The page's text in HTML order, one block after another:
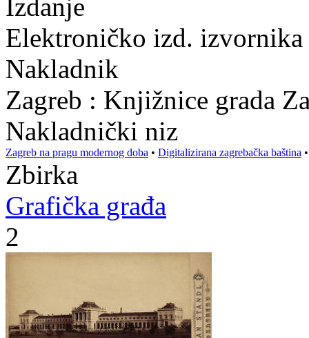
Izdanje
Elektroničko izd. izvornika
Nakladnik
Zagreb : Knjižnice grada
Nakladnički niz
Zagreb na pragu modernog doba • Digitalizirana zagrebačka baština
Zbirka
Grafička građa
2